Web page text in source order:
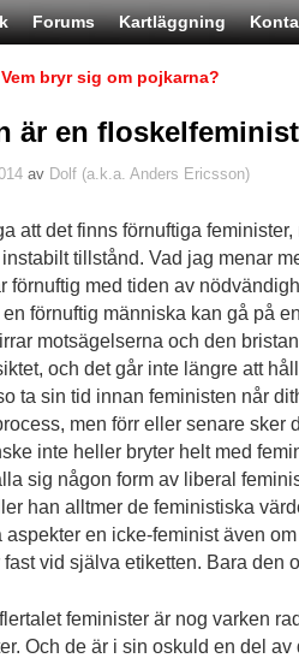
Forums Kartläggning
bryr sig om pojkarna?
är en floskelfeminist
av Dolf (a.k.a. Anders Ericsson)
att det finns förnuftiga feminister,
instabilt tillstånd. Vad jag menar
förnuftig med tiden av
förnuftig människa kan gå på
motsägelserna och den
och det går inte längre att
ta sin tid innan feministen når
men förr eller senare sker
inte heller bryter helt med
sig någon form av liberal
han alltmer de feministiska
en icke-feminist även
vid själva etiketten. Bara den
feminister är nog varken
Och de är i sin oskuld en del av